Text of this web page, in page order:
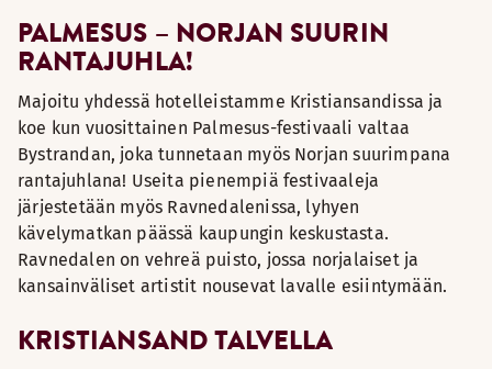
PALMESUS – NORJAN SUURIN
RANTAJUHLA!
Majoitu yhdessä hotelleistamme Kristiansandissa ja
koe kun vuosittainen Palmesus-festivaali valtaa
Bystrandan, joka tunnetaan myös Norjan suurimpana
rantajuhlana! Useita pienempiä festivaaleja
järjestetään myös Ravnedalenissa, lyhyen
kävelymatkan päässä kaupungin keskustasta.
Ravnedalen on vehreä puisto, jossa norjalaiset ja
kansainväliset artistit nousevat lavalle esiintymään.
KRISTIANSAND TALVELLA